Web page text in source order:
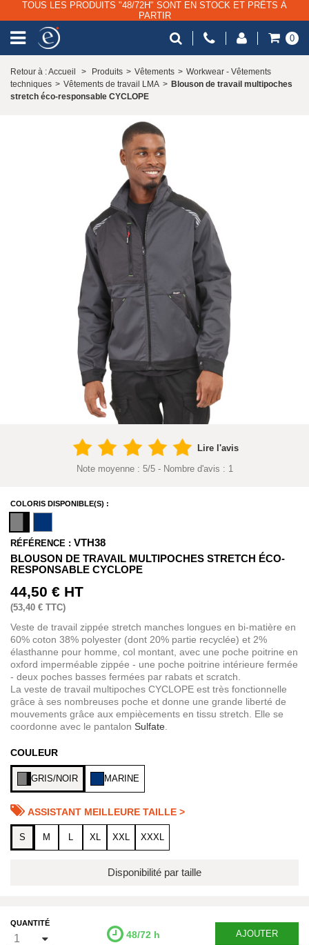
TOUS LES PRODUITS "48/72H" SONT EN STOCK ET PRÊTS À
PARTIR
0
Retour à : Accueil > Produits > Vêtements > Workwear - Vêtements
techniques > Vêtements de travail LMA > Blouson de travail multipoches
stretch éco-responsable CYCLOPE
Lire l'avis
Note moyenne : 5/5- Nombre d'avis : 1
COLORIS DISPONIBLE(S) :
RÉFÉRENCE : VTH38
BLOUSON DE TRAVAIL MULTIPOCHES STRETCH ÉCO-
RESPONSABLE CYCLOPE
44,50 € HT
(53,40 € TTC)
Veste de travail zippée stretch manches longues en bi-matière en
60% coton 38% polyester (dont 20% partie recyclée) et 2%
élasthanne pour homme, col montant, avec une poche poitrine en
oxford imperméable zippée - une poche poitrine intérieure fermée
- deux poches basses fermées par rabats et scratch.
La veste de travail multipoches CYCLOPE est très fonctionnelle
grâce à ses nombreuses poche et donne une grande liberté de
mouvements grâce aux empiècements en tissu stretch. Elle se
coordonne avec le pantalon Sulfate
COULEUR
GRIS/NOIR MARINE
ASSISTANT MEILLEURE TAILLE >
S M L XL XXL XXXL
Disponibilité par taille
QUANTITÉ
48/72 h AJOUTER